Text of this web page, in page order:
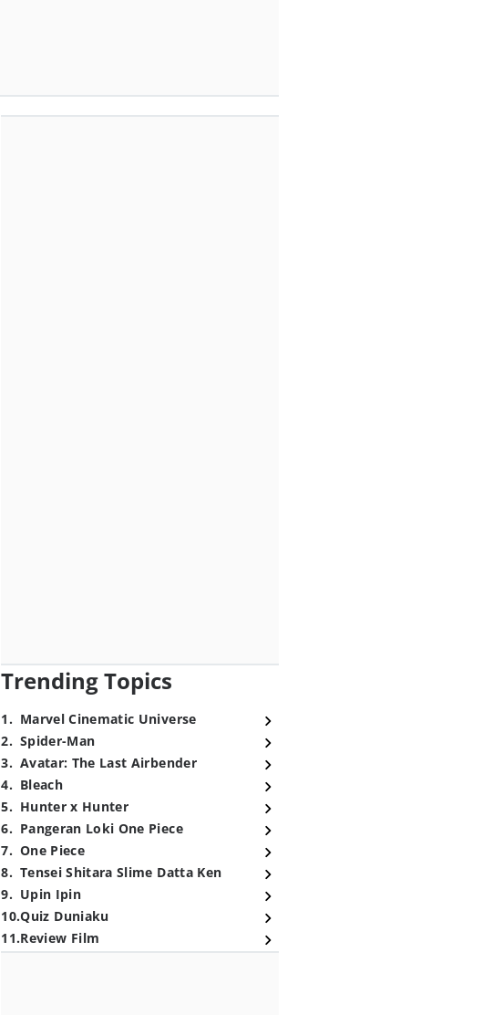
Trending Topics
1. Marvel Cinematic Universe
2. Spider-Man
3. Avatar: The Last Airbender
4. Bleach
5. Hunter x Hunter
6. Pangeran Loki One Piece
7. One Piece
8. Tensei Shitara Slime Datta Ken
9. Upin Ipin
10.Quiz Duniaku
11.Review Film